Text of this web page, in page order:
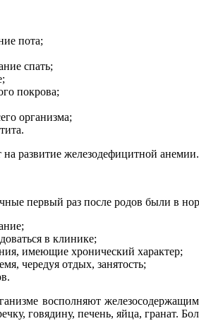
пота;
спать;
покрова;
организма;
развитие железодефицитной
первый раз после родов были в
в клинике;
имеющие хронический характер;
чередуя отдых, занятость;
восполняют
говядину, печень, яйца, гранат.